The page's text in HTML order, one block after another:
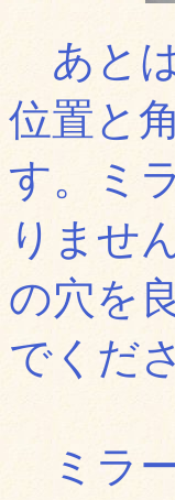
あと
位置と
す。ミ
りませ
の穴を
でくだ
ミラ